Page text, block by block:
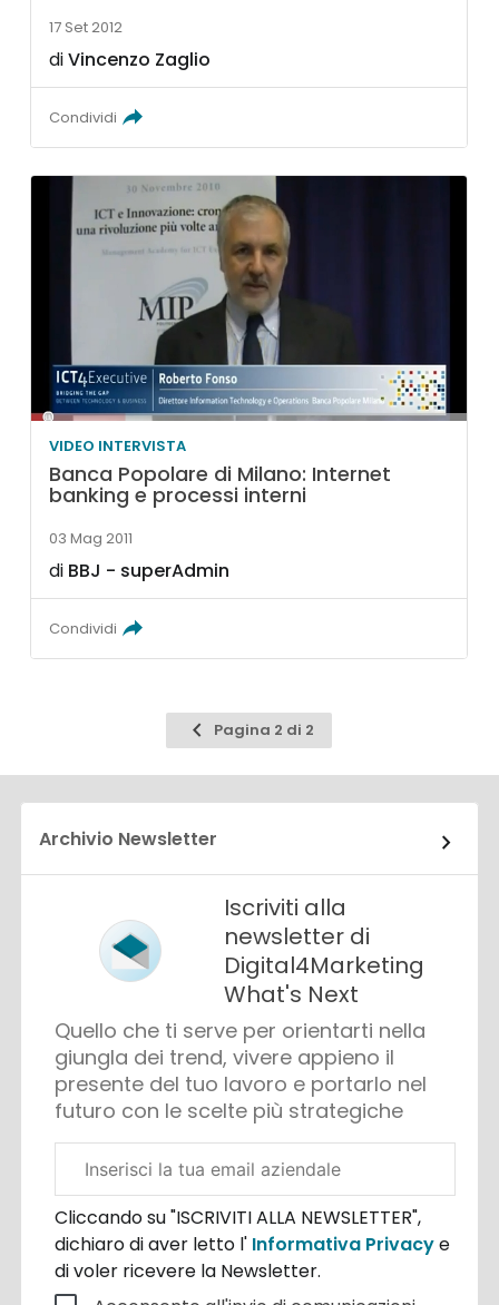
17 Set 2012
diVincenzo Zaglio
Condividi
VIDEO INTERVISTA
Banca Popolare di Milano: Internet
banking e processi interni
03 Mag 2011
di BBJ - superAdmin
Condividi
Pagina
precedente
Pagina 2 di 2
Archivio Newsletter
Iscriviti alla
newsletter di
Digital4Marketing
What's Next
Quello che ti serve per orientarti nella
giungla dei trend, vivere appieno il
presente del tuo lavoro e portarlo nel
futuro con le scelte più strategiche
aziendale
Cliccando su "ISCRIVITI ALLA NEWSLETTER",
dichiaro di aver letto l' Informativa Privacye
di voler ricevere la Newsletter.